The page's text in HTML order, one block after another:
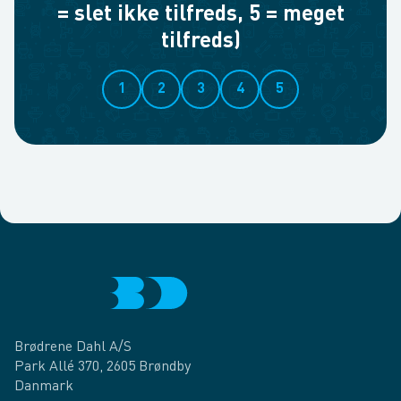
= slet ikke tilfreds, 5 = meget
tilfreds)
1 2 3 4 5
Brødrene Dahl A/S
Park Allé 370, 2605 Brøndby
Danmark